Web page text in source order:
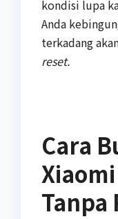
kondisi lupa
Anda
terkadang
reset.
Cara
Tanpa